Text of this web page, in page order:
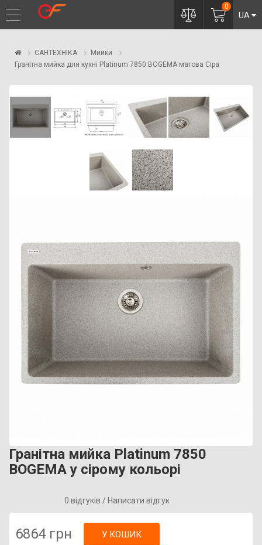
UA
0
САНТЕХНІКА
Мийки
Гранітна мийка для кухні Platinum 7850 BOGEMA матова Сіра
Гранітна мийка Platinum 7850
BOGEMA у сірому кольорі
0 відгуків / Написати відгук
6864 грн У КОШИК